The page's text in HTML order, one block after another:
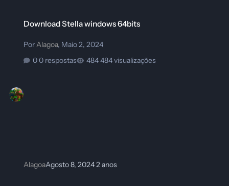
Download Stella windows 64bits
PorAlagoa, Maio 2, 2024
0 respostas
484 visualizações
AlagoaAgosto 8, 20242 anos